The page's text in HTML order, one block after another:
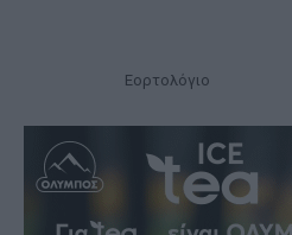
Εορτολόγιο